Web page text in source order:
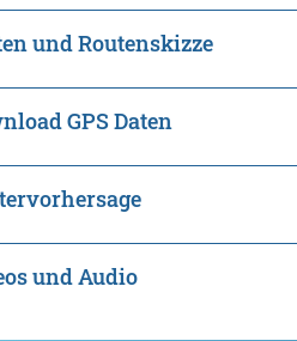
und Routenskizze
GPS Daten
und Audio